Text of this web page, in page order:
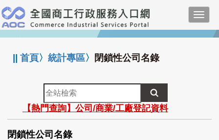
跳
到
主
要
:::
||首頁〉統計專區〉 閉鎖性公司名錄
全
站
檢
索
【熱門查詢】公司/商業/工廠登記資料
閉鎖性公司名錄